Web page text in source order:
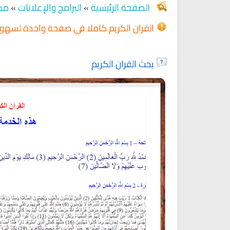
الصفحة الرئيسية»البرامج والإعلانات»
القران الكريم كاملا في صفحة واحدة
بحث القران الكريمRuqya regained her sight
Ruqyah Shariah